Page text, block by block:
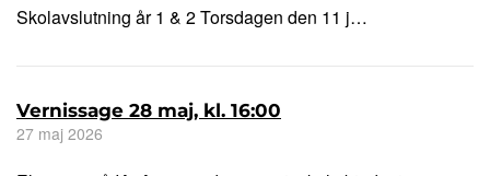
Skolavslutning år 1 & 2 Torsdagen den 11 j…
Vernissage 28 maj, kl. 16:00
27 maj 2026